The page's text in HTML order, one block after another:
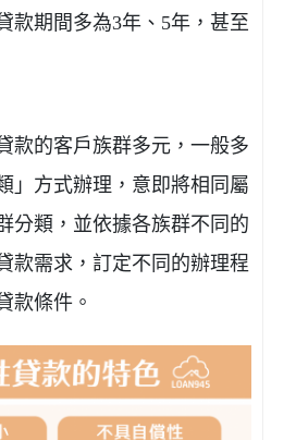
款期間多為3年、5年，甚至
款的客戶族群多元，一般多
」方式辦理，意即將相同屬
分類，並依據各族群不同的
款需求，訂定不同的辦理程
款條件。